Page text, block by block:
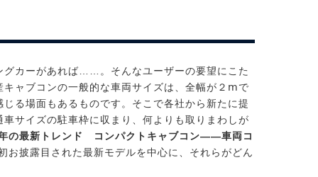
グカーがあれば……。そんなユーザーの要望にこた
ャブコンの一般的な車両サイズは、全幅が２ⅿで
る場面もあるものです。そこで各社から新たに提
サイズの駐車枠に収まり、何よりも取りまわしが
の最新トレンド コンパクトキャブコン——車両コ
披露目された最新モデルを中心に、それらがどん